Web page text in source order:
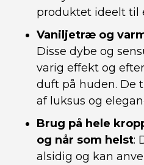
produktet ideelt til
Vaniljetræ og
Disse dybe og
varig effekt og
duft på huden. De
af luksus og
Brug på hele
og når som helst:
alsidig og kan